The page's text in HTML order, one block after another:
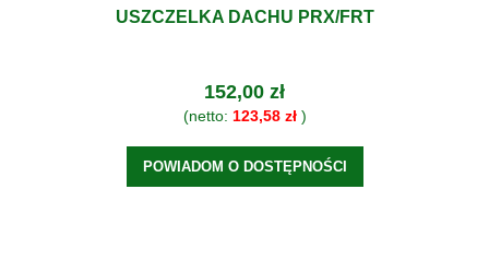
USZCZELKA DACHU PRX/FRT
152,00 zł
(netto: 123,58 zł)
POWIADOM O DOSTĘPNOŚCI